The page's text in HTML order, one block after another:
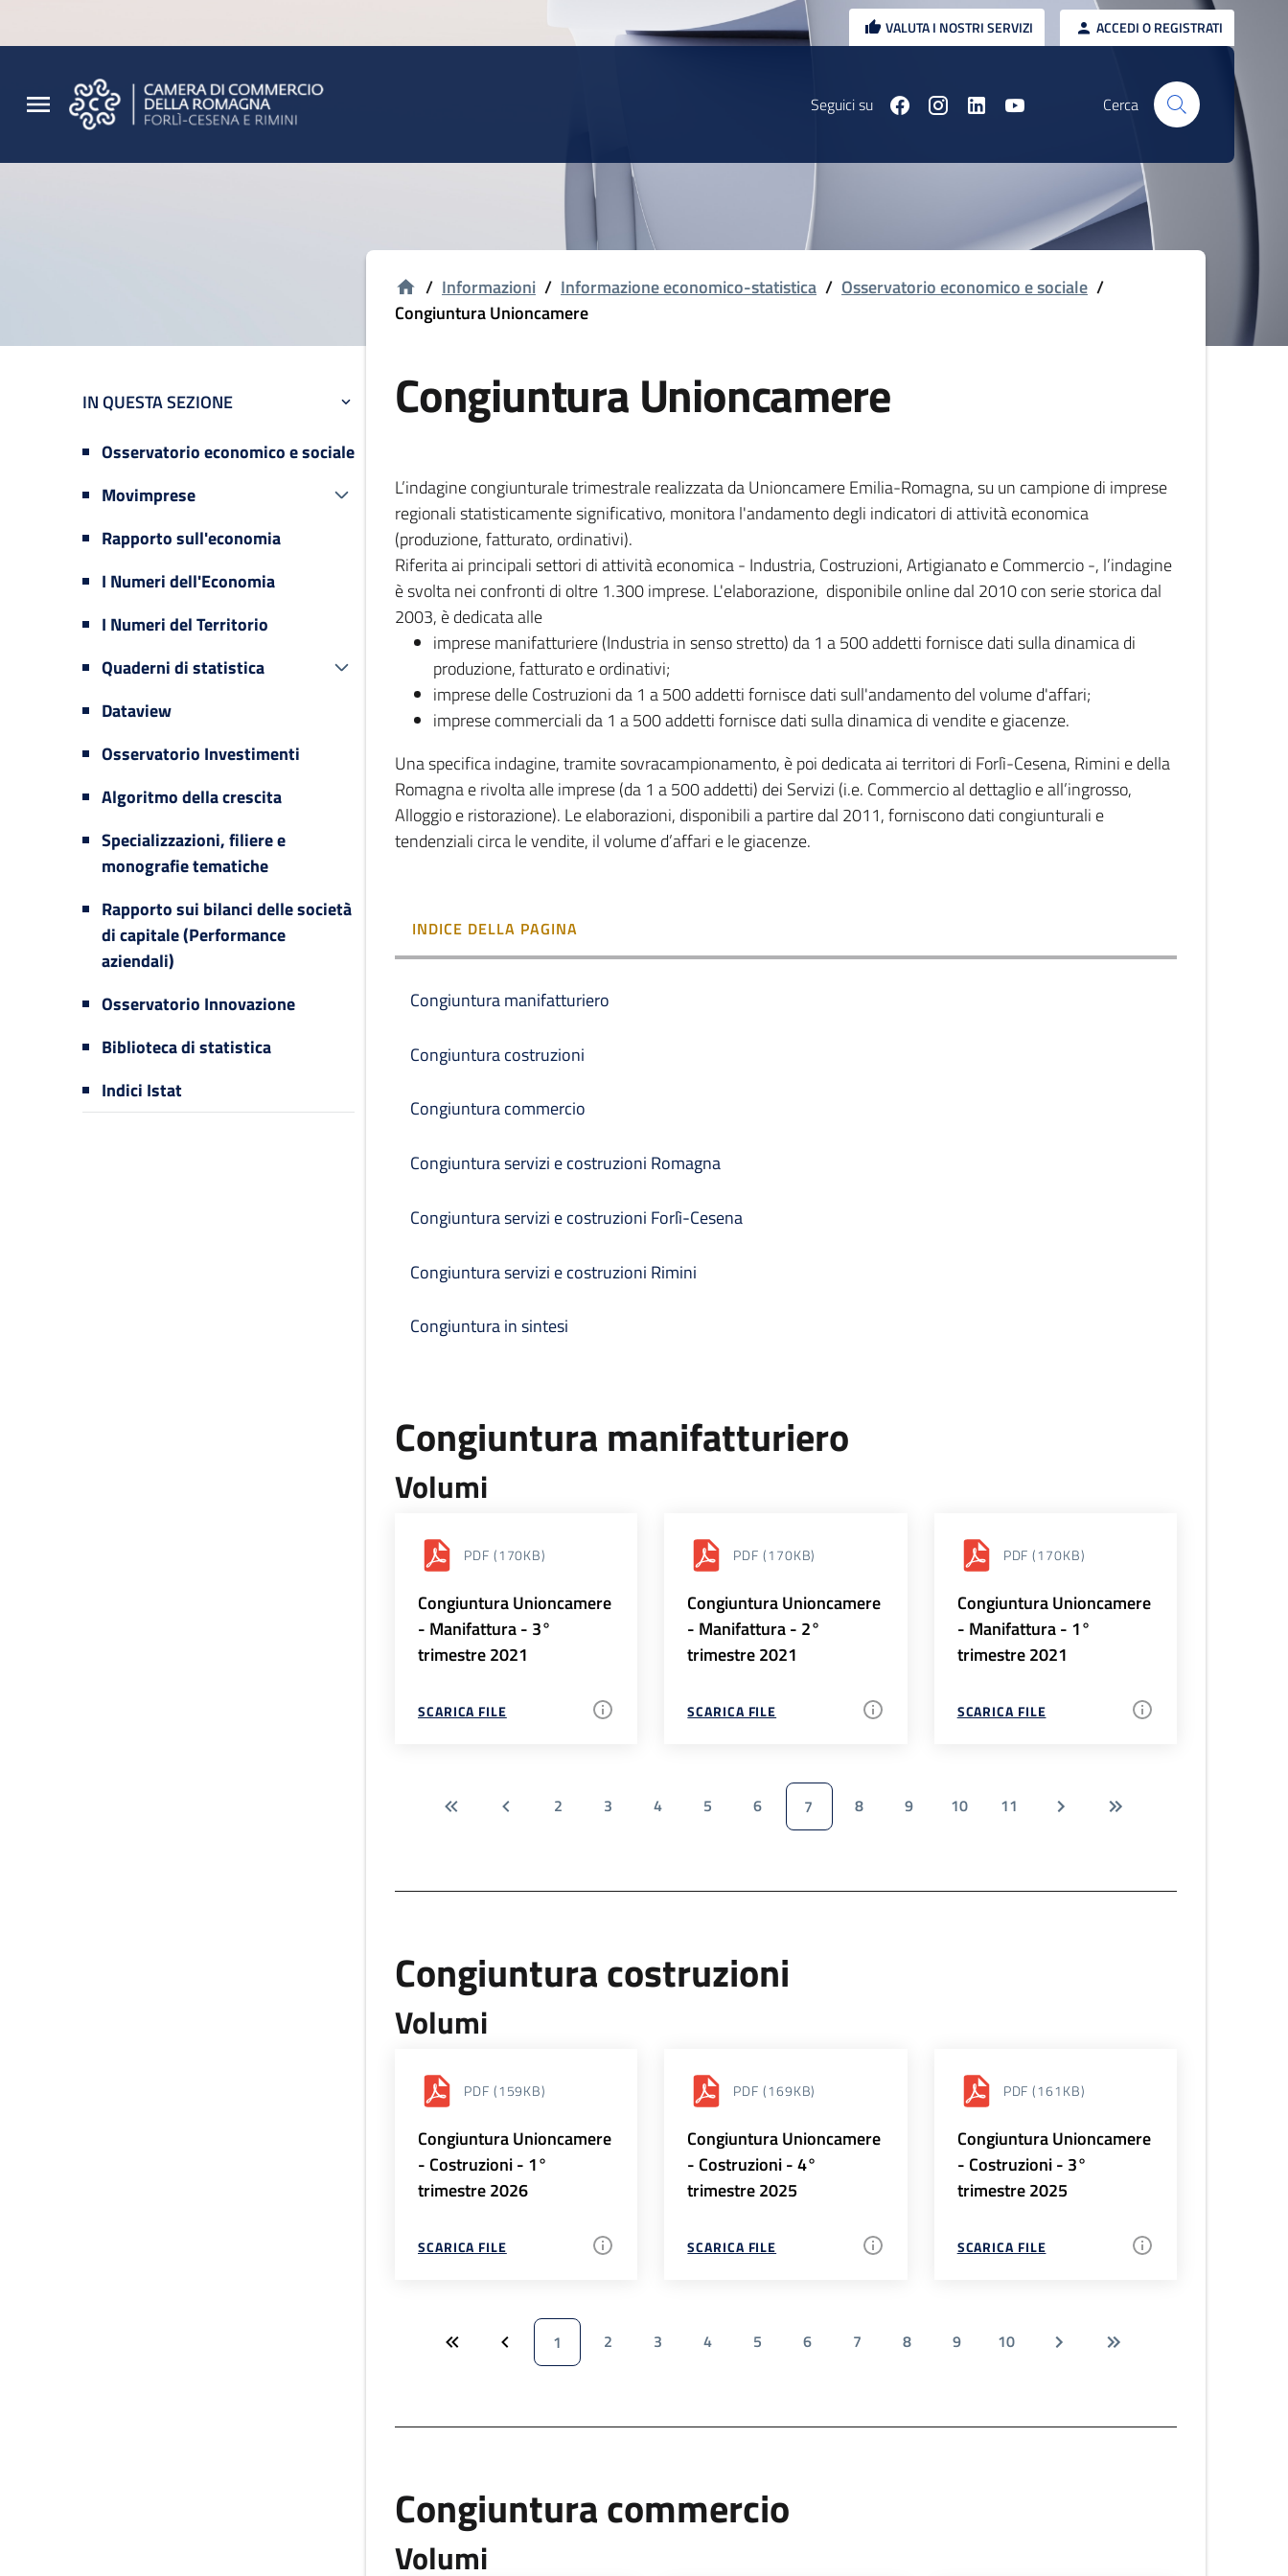
VALUTA I NOSTRI SERVIZI ACCEDI O REGISTRATI
Seguici su Cerca
IN QUESTA SEZIONE
Osservatorio economico e sociale
Movimprese
Rapporto sull'economia
I Numeri dell'Economia
I Numeri del Territorio
Quaderni di statistica
Dataview
Osservatorio Investimenti
Algoritmo della crescita
Specializzazioni, filiere e
monografie tematiche
Rapporto sui bilanci delle società
di capitale (Performance
aziendali)
Osservatorio Innovazione
Biblioteca di statistica
Indici Istat
/ Informazioni / Informazione economico-statistica / Osservatorio economico e sociale /
Congiuntura Unioncamere
Congiuntura Unioncamere
L’indagine congiunturale trimestrale realizzata da Unioncamere Emilia-Romagna, su un campione di imprese
regionali statisticamente significativo, monitora l'andamento degli indicatori di attività economica
(produzione, fatturato, ordinativi).
Riferita ai principali settori di attività economica - Industria, Costruzioni, Artigianato e Commercio -, l’indagine
è svolta nei confronti di oltre 1.300 imprese. L'elaborazione, disponibile online dal 2010 con serie storica dal
2003, è dedicata alle
imprese manifatturiere (Industria in senso stretto) da 1 a 500 addetti fornisce dati sulla dinamica di
produzione, fatturato e ordinativi;
imprese delle Costruzioni da 1 a 500 addetti fornisce dati sull'andamento del volume d'affari;
imprese commerciali da 1 a 500 addetti fornisce dati sulla dinamica di vendite e giacenze.
Una specifica indagine, tramite sovracampionamento, è poi dedicata ai territori di Forlì-Cesena, Rimini e della
Romagna e rivolta alle imprese (da 1 a 500 addetti) dei Servizi (i.e. Commercio al dettaglio e all’ingrosso,
Alloggio e ristorazione). Le elaborazioni, disponibili a partire dal 2011, forniscono dati congiunturali e
tendenziali circa le vendite, il volume d’affari e le giacenze.
INDICE DELLA PAGINA
Congiuntura manifatturiero
Congiuntura costruzioni
Congiuntura commercio
Congiuntura servizi e costruzioni Romagna
Congiuntura servizi e costruzioni Forlì-Cesena
Congiuntura servizi e costruzioni Rimini
Congiuntura in sintesi
Congiuntura manifatturiero
Volumi
PDF (170KB)
Congiuntura Unioncamere
- Manifattura - 3°
trimestre 2021
SCARICA FILE
PDF (170KB)
Congiuntura Unioncamere
- Manifattura - 2°
trimestre 2021
SCARICA FILE
PDF (170KB)
Congiuntura Unioncamere
- Manifattura - 1°
trimestre 2021
SCARICA FILE
2 3 4 5 6 7 8 9 10 11
Congiuntura costruzioni
Volumi
PDF (159KB)
Congiuntura Unioncamere
- Costruzioni - 1°
trimestre 2026
SCARICA FILE
PDF (169KB)
Congiuntura Unioncamere
- Costruzioni - 4°
trimestre 2025
SCARICA FILE
PDF (161KB)
Congiuntura Unioncamere
- Costruzioni - 3°
trimestre 2025
SCARICA FILE
1 2 3 4 5 6 7 8 9 10
Congiuntura commercio
Volumi